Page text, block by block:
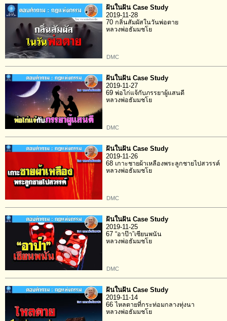
ฝันในฝัน Case Study
2019-11-28
70 กลิ่นสัมผัสในวันพ่อตาย
หลวงพ่อธัมมชโย
DMC
ฝันในฝัน Case Study
2019-11-27
69 พ่อไก่แจ้กับภรรยาผู้แสนดี
หลวงพ่อธัมมชโย
DMC
ฝันในฝัน Case Study
2019-11-26
68 เกาะชายผ้าเหลืองพระลูกชายไปสวรรค์
หลวงพ่อธัมมชโย
DMC
ฝันในฝัน Case Study
2019-11-25
67 “อาป๊า”เซียนพนัน
หลวงพ่อธัมมชโย
DMC
ฝันในฝัน Case Study
2019-11-14
66 ไหลตายที่กระท่อมกลางทุ่งนา
หลวงพ่อธัมมชโย